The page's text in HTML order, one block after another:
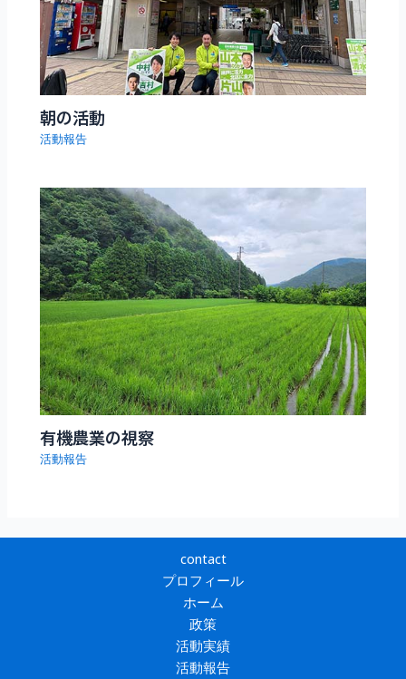
朝の活動
活動報告
有機農業の視察
活動報告
contact
プロフィール
ホーム
政策
活動実績
活動報告